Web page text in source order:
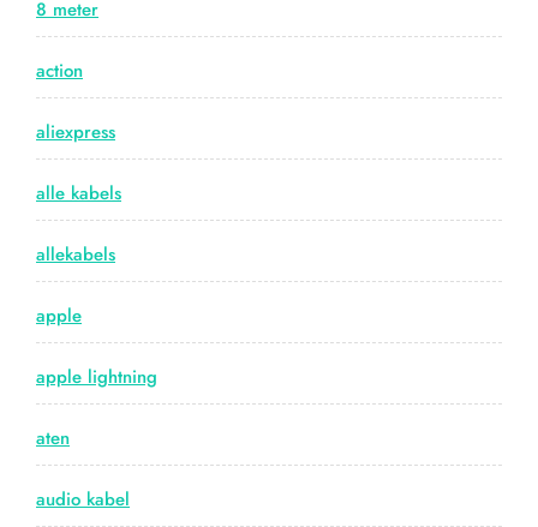
8 meter
action
aliexpress
alle kabels
allekabels
apple
apple lightning
aten
audio kabel